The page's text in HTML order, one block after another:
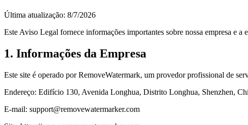
Última atualização: 8/7/2026
Este Aviso Legal fornece informações importantes sobre nossa empresa e a
1. Informações da Empresa
Este site é operado por RemoveWatermark, um provedor profissional de
Endereço: Edifício 130, Avenida Longhua, Distrito Longhua, Shenzhen,
E-mail: support@removewatermarker.com